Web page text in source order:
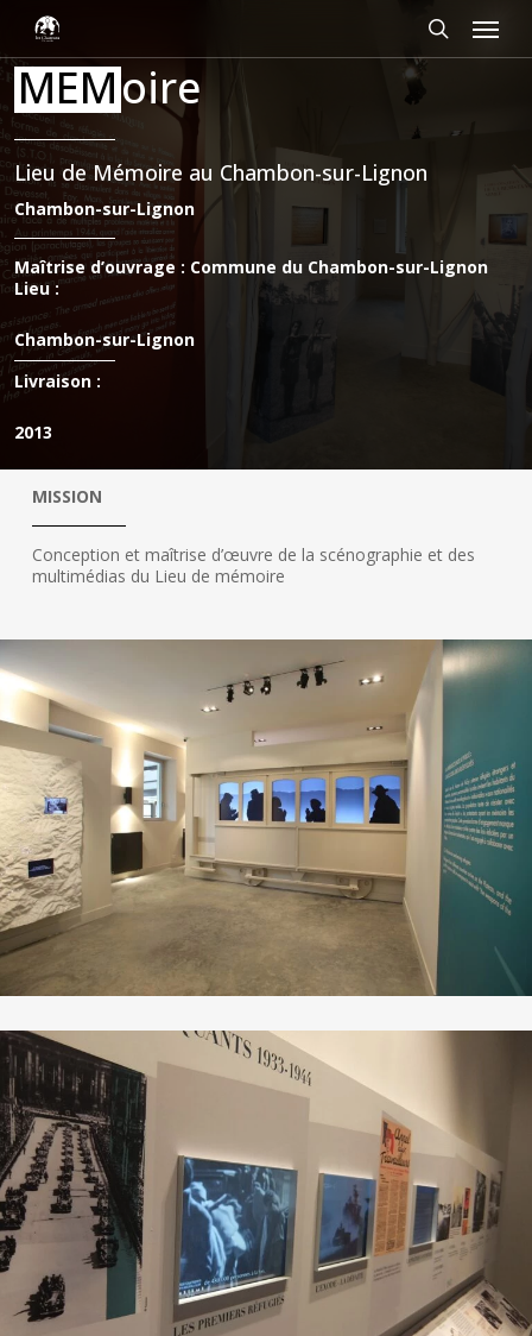
Panneau de gestion des cookies
contenu
principal
rechercher
Menu
MEMoire
Lieu de Mémoire au Chambon-sur-Lignon
Chambon-sur-Lignon
Maîtrise d’ouvrage : Commune du Chambon-sur-Lignon
Lieu :
Chambon-sur-Lignon
Livraison :
2013
MISSION
Conception et maîtrise d’œuvre de la scénographie et des
multimédias du Lieu de mémoire